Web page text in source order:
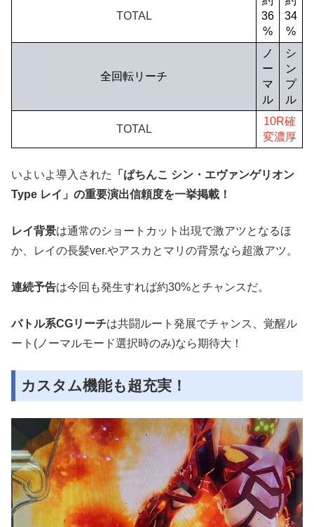
TOTAL
36
%
34
%
全回転リーチ
ノ
ー
マ
ル
シ
ン
プ
ル
TOTAL
10R確
変濃厚
いよいよ導入された
「ぱちんこ シン・エヴァンゲリオン
Type レイ」の重要演出信頼度を一挙掲載！
レイ背景は通常のショートカット出現で激アツとなるほ
か、レイの長髪ver.やアスカとマリの背景なら超激アツ。
連続予告は今回も発生すれば約30%とチャンスだ。
バトル系CGリーチは共闘ルート発展でチャンス、覚醒ル
ート(ノーマルモード選択時のみ)なら期待大！
カスタム機能も超充実！